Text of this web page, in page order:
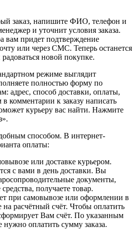
заказ, напишите ФИО, телефон и
и уточнит условия заказа.
вам придет подтверждение
или через СМС. Теперь останется
новой покупке.
режиме выглядит
полностью форму по
адрес, способ доставки, оплаты,
комментарии к заказу написать
курьеру вас найти. Нажмите
способом. В интернет-
оплаты:
или доставке курьером.
с вами в день доставки. Вы
документы,
получаете товар.
при самовывозе или оформлении в
на расчётный счёт. Чтобы оплатить
Вам счёт. По указанным
нужно оплатить сумму заказа.